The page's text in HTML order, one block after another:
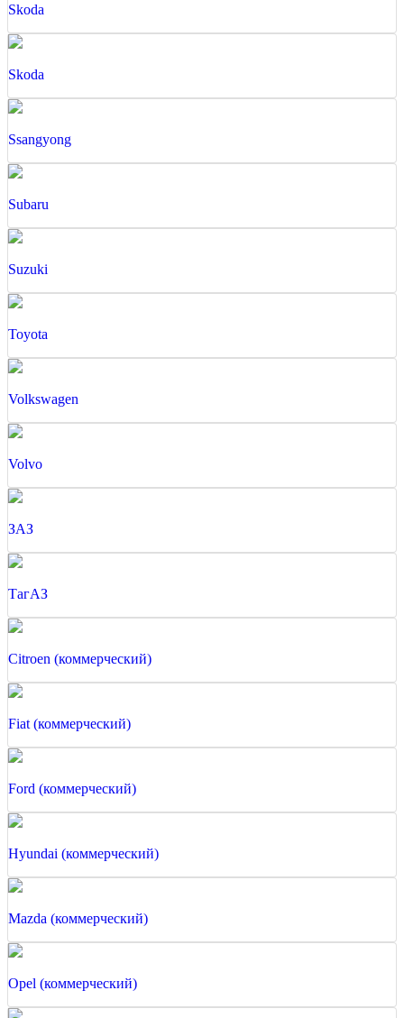
Skoda
Skoda
Ssangyong
Subaru
Suzuki
Toyota
Volkswagen
Volvo
ЗАЗ
ТагАЗ
Citroen (коммерческий)
Fiat (коммерческий)
Ford (коммерческий)
Hyundai (коммерческий)
Mazda (коммерческий)
Opel (коммерческий)